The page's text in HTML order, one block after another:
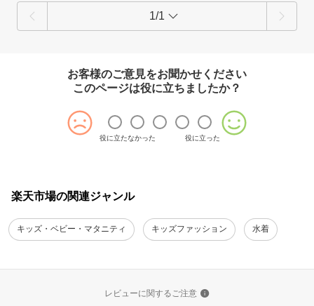
1/1
お客様のご意見をお聞かせください
このページは役に立ちましたか？
役に立たなかった 役に立った
楽天市場の関連ジャンル
キッズ・ベビー・マタニティ キッズファッション 水着
レビューに関するご注意